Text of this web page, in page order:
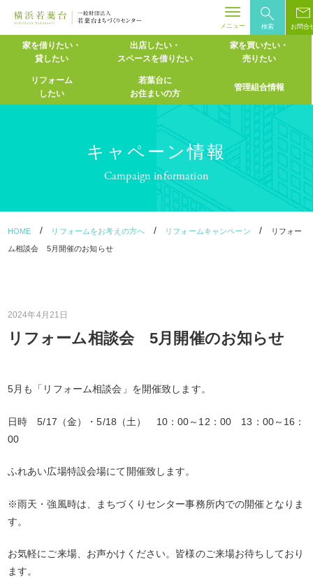
content
メニュー 検索 お問合
家を借りたい・
貸したい
出店したい・
スペースを借りたい
家を買いたい・
売りたい
リフォーム
したい
若葉台に
お住まいの方
管理組合情報
キャペーン情報
Campaign information
HOME / リフォームをお考えの方へ / リフォームキャンペーン / リフォー
ム相談会 5月開催のお知らせ
2024年4月21日
リフォーム相談会 5月開催のお知らせ
5月も「リフォーム相談会」を開催致します。
日時 5/17（金）・5/18（土） 10：00～12：00 13：00～16：
00
ふれあい広場特設会場にて開催致します。
※雨天・強風時は、まちづくりセンター事務所内での開催となりま
す。
お気軽にご来場、お声かけください。皆様のご来場お待ちしており
ます。